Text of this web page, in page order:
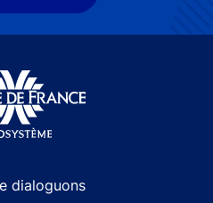
dialoguons